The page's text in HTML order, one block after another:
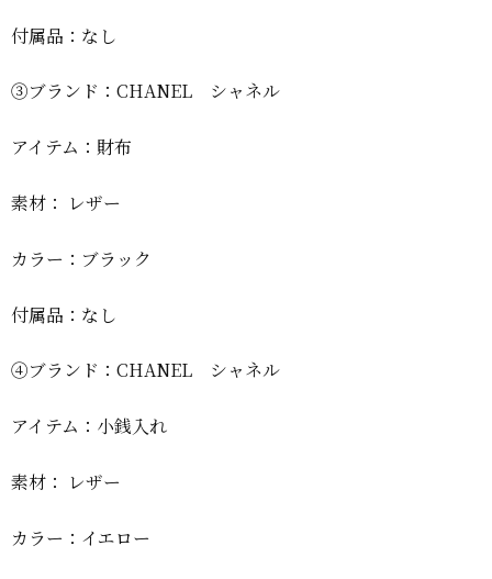
付属品：なし
③ブランド：CHANEL シャネル
アイテム：財布
素材： レザー
カラー：ブラック
付属品：なし
④ブランド：CHANEL シャネル
アイテム：小銭入れ
素材： レザー
カラー：イエロー